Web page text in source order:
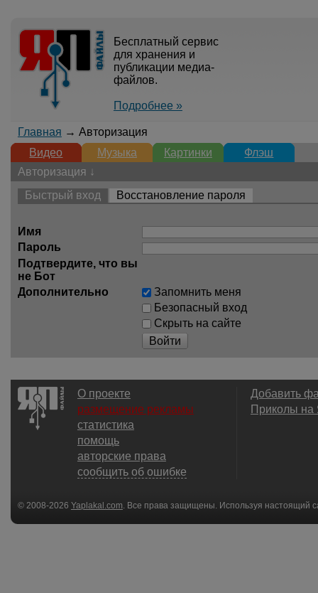
Бесплатный сервис
для хранения и
публикации медиа-
файлов.
Подробнее »
Главная → Авторизация
Видео
Музыка Картинки
Флэш
Авторизация ↓
Быстрый вход
Восстановление пароля
Имя
Пароль
Подтвердите, что вы
не Бот
Дополнительно
Запомнить меня
Безопасный вход
Скрыть на сайте
Войти
О проекте
размещение рекламы
статистика
помощь
авторские права
сообщить об ошибке
Добавить
Приколы
© 2008-2026 Yaplakal.com . Все права защищены. Используя настоящий
соглашения.